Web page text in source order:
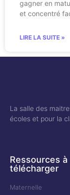
gagner en
et concentré
LIRE LA SUITE »
La salle des
écoles et pour la
Ressources à
télécharger
Maternelle